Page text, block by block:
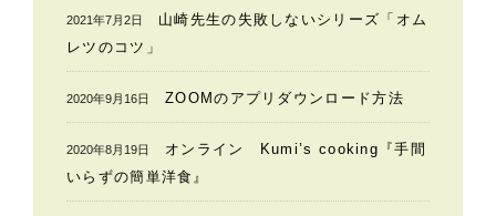
2021年7月2日
山崎先生の失敗しないシリーズ「オム
レツのコツ」
2020年9月16日 ZOOMのアプリダウンロード方法
2020年8月19日
オンライン Kumi’s cooking『手間
いらずの簡単洋食』